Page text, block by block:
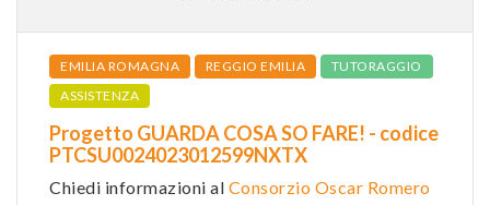
EMILIA ROMAGNA REGGIO EMILIA
TUTORAGGIO
ASSISTENZA
Progetto GUARDA COSA SO FARE! - codice
PTCSU0024023012599NXTX
Chiedi informazioni al Consorzio Oscar Romero